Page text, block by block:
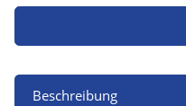
Beschreibung